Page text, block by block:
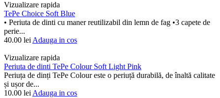
Vizualizare rapida
TePe Choice Soft Blue
• Periuta de dinti cu maner reutilizabil din lemn de fag •3 capete de
perie...
40.00 lei Adauga in cos
Vizualizare rapida
Periuta de dinti TePe Colour Soft Light Pink
Periuța de dinți TePe Colour este o periuță durabilă, de înaltă calitate
și ușor de...
10.00 lei Adauga in cos